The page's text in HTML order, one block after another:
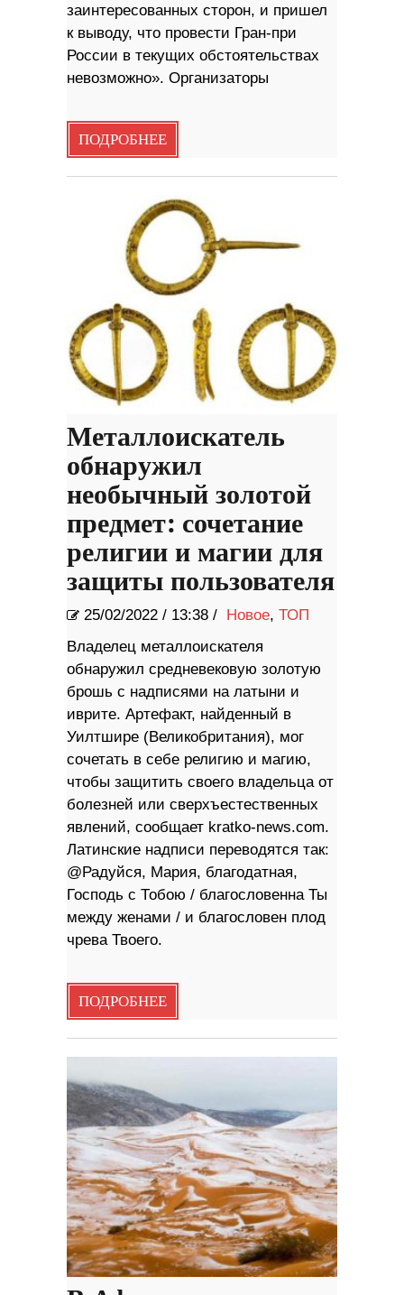
заинтересованных сторон, и пришел
к выводу, что провести Гран-при
России в текущих обстоятельствах
невозможно». Организаторы
ПОДРОБНЕЕ
Металлоискатель
обнаружил
необычный золотой
предмет: сочетание
религии и магии для
защиты пользователя
25/02/2022 / 13:38 / Новое, ТОП
Владелец металлоискателя
обнаружил средневековую золотую
брошь с надписями на латыни и
иврите. Артефакт, найденный в
Уилтшире (Великобритания), мог
сочетать в себе религию и магию,
чтобы защитить своего владельца от
болезней или сверхъестественных
явлений, сообщает kratko-news.com.
Латинские надписи переводятся так:
@Радуйся, Мария, благодатная,
Господь с Тобою / благословенна Ты
между женами / и благословен плод
чрева Твоего.
ПОДРОБНЕЕ